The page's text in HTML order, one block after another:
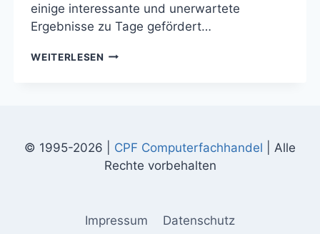
einige interessante und unerwartete
Ergebnisse zu Tage gefördert…
WEITERLESEN STROM
© 1995-2026 | CPF Computerfachhandel | Alle
Rechte vorbehalten
Impressum Datenschutz